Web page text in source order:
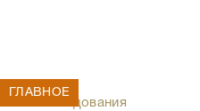
Расследования
ГЛАВНОЕ